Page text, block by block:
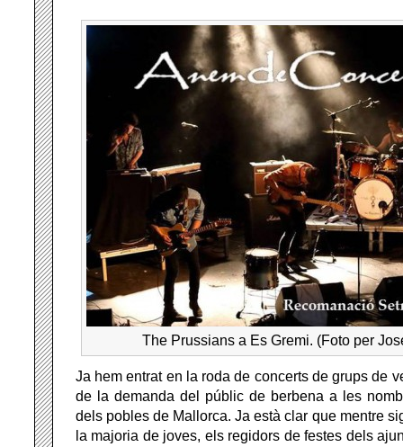
The Prussians a Es Gremi. (Foto per
Ja hem entrat en la roda de concerts de grups de
de la demanda del públic de berbena a les
dels pobles de Mallorca. Ja està clar que mentre
la majoria de joves, els regidors de festes dels